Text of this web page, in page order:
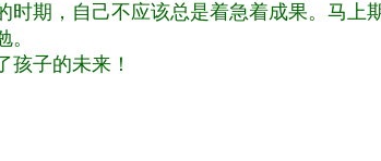
时期，自己不应该总是着急着成果。马
子的未来！